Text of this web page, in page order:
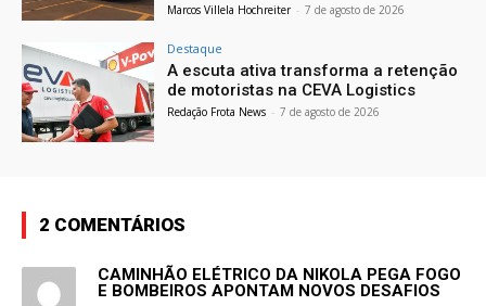
Marcos Villela Hochreiter - 7 de agosto de 2026
Destaque
A escuta ativa transforma a retenção
de motoristas na CEVA Logistics
Redação Frota News - 7 de agosto de 2026
2 COMENTÁRIOS
CAMINHÃO ELÉTRICO DA NIKOLA PEGA FOGO
E BOMBEIROS APONTAM NOVOS DESAFIOS